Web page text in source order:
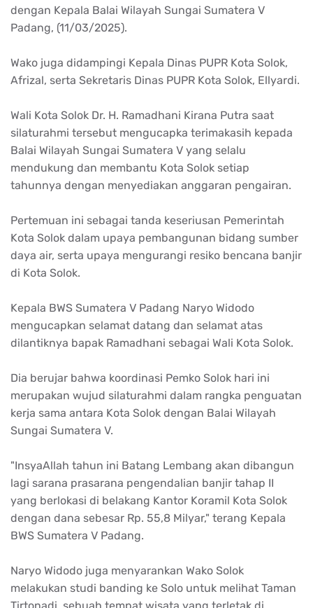
dengan Kepala Balai Wilayah Sungai Sumatera V
Padang, (11/03/2025).
Wako juga didampingi Kepala Dinas PUPR Kota Solok,
Afrizal, serta Sekretaris Dinas PUPR Kota Solok, Ellyardi.
Wali Kota Solok Dr. H. Ramadhani Kirana Putra saat
silaturahmi tersebut mengucapka terimakasih kepada
Balai Wilayah Sungai Sumatera V yang selalu
mendukung dan membantu Kota Solok setiap
tahunnya dengan menyediakan anggaran pengairan.
Pertemuan ini sebagai tanda keseriusan Pemerintah
Kota Solok dalam upaya pembangunan bidang sumber
daya air, serta upaya mengurangi resiko bencana banjir
di Kota Solok.
Kepala BWS Sumatera V Padang Naryo Widodo
mengucapkan selamat datang dan selamat atas
dilantiknya bapak Ramadhani sebagai Wali Kota Solok.
Dia berujar bahwa koordinasi Pemko Solok hari ini
merupakan wujud silaturahmi dalam rangka penguatan
kerja sama antara Kota Solok dengan Balai Wilayah
Sungai Sumatera V.
"InsyaAllah tahun ini Batang Lembang akan dibangun
lagi sarana prasarana pengendalian banjir tahap II
yang berlokasi di belakang Kantor Koramil Kota Solok
dengan dana sebesar Rp. 55,8 Milyar," terang Kepala
BWS Sumatera V Padang.
Naryo Widodo juga menyarankan Wako Solok
melakukan studi banding ke Solo untuk melihat Taman